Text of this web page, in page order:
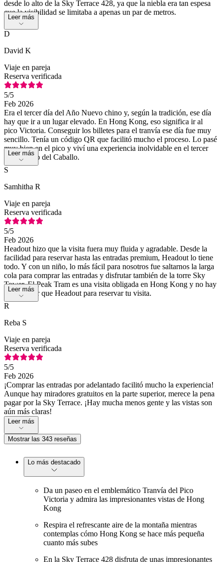
desde lo alto de la Sky Terrace 428, ya que la niebla era tan espesa
que la visibilidad se limitaba a apenas un par de metros.
Leer más
D
David K
Viaje en pareja
Reserva verificada
5/5
Feb 2026
Era el tercer día del Año Nuevo chino y, según la tradición, ese día
hay que ir a un lugar elevado. En Hong Kong, eso significa ir al
pico Victoria. Conseguir los billetes para el tranvía ese día fue muy
sencillo. Tenía un código QR que facilitó mucho el proceso. Lo pasé
muy bien en el pico y viví una experiencia inolvidable en el tercer
día del Año del Caballo.
Leer más
S
Samhitha R
Viaje en pareja
Reserva verificada
5/5
Feb 2026
Headout hizo que la visita fuera muy fluida y agradable. Desde la
facilidad para reservar hasta las entradas premium, Headout lo tiene
todo. Y con un niño, lo más fácil para nosotros fue saltarnos la larga
cola para comprar las entradas y disfrutar también de la torre Sky
Tower. El Peak Tram es una visita obligada en Hong Kong y no hay
mejor lugar que Headout para reservar tu visita.
Leer más
R
Reba S
Viaje en pareja
Reserva verificada
5/5
Feb 2026
¡Comprar las entradas por adelantado facilitó mucho la experiencia!
Aunque hay miradores gratuitos en la parte superior, merece la pena
pagar por la Sky Terrace. ¡Hay mucha menos gente y las vistas son
aún más claras!
Leer más
Mostrar las 343 reseñas
Lo más destacado
Da un paseo en el emblemático Tranvía del Pico
Victoria y admira las impresionantes vistas de Hong
Kong
Respira el refrescante aire de la montaña mientras
contemplas cómo Hong Kong se hace más pequeña
cuanto más subes
En la Sky Terrace 428 disfruta de unas impresionantes